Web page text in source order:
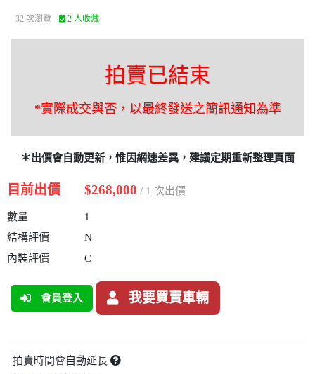
32 次瀏覽 2 人收藏
拍賣已結束
*實際成交與否，以最終發送之簡訊通知為準
＊出價會自動更新，惟因網速差異，建議定期重新整理頁面
目前出價 $268,000 / 1 次出價
數量
1
結構評價
N
內裝評價
C
會員登入 我要買賣車輛
拍賣時間會自動延長